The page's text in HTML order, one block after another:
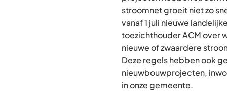
stroomnet groeit niet zo
vanaf 1 juli nieuwe
toezichthouder ACM over
nieuwe of zwaardere
Deze regels hebben ook
nieuwbouwprojecten,
in onze gemeente.